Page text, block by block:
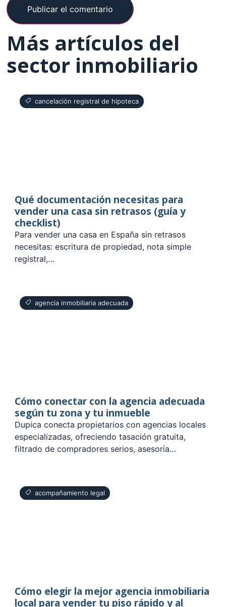
Más artículos del
sector inmobiliario
cancelación registral de hipoteca
Qué documentación necesitas para
vender una casa sin retrasos (guía y
checklist)
Para vender una casa en España sin retrasos
necesitas: escritura de propiedad, nota simple
registral,…
agencia inmobiliaria adecuada
Cómo conectar con la agencia adecuada
según tu zona y tu inmueble
Dupica conecta propietarios con agencias locales
especializadas, ofreciendo tasación gratuita,
filtrado de compradores serios, asesoría…
acompañamiento legal
Cómo elegir la mejor agencia inmobiliaria
local para vender tu piso rápido y al